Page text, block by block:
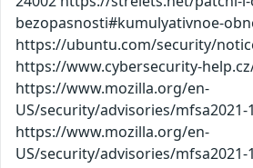
bezopasnosti#kumulyativnoe-
https://ubuntu.com/security/
https://www.cybersecurity-
https://www.mozilla.org/en-
US/security/advisories/mfsa2021-
https://www.mozilla.org/en-
US/security/advisories/mfsa2021-